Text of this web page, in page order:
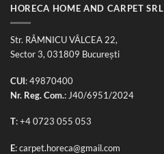
HORECA HOME AND CARPET SRL
Str. RÂMNICU VÂLCEA 22,
Sector 3, 031809 București
CUI: 49870400
Nr. Reg. Com.: J40/6951/2024
T:+4 0723 055 053
E:carpet.horeca@gmail.com